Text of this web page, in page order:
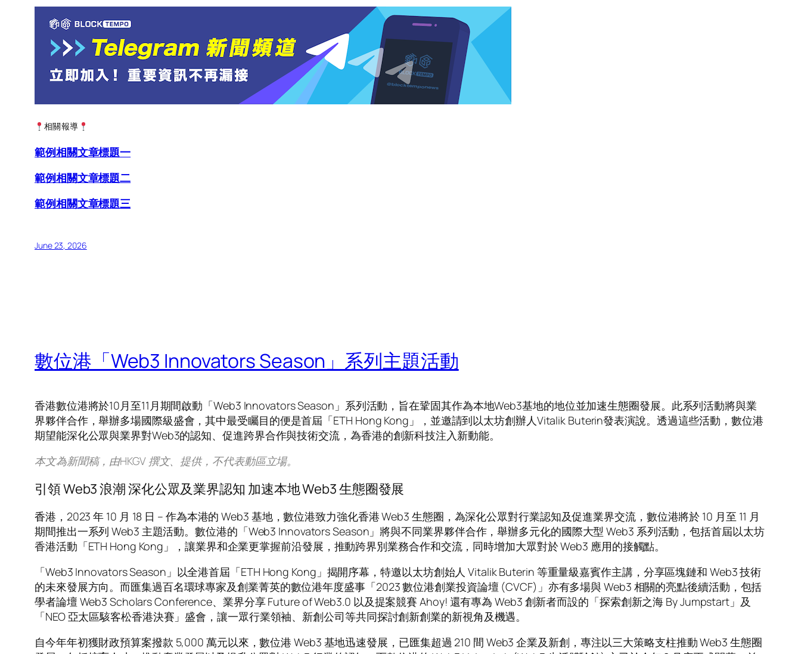
相關報導
範例相關文章標題一
範例相關文章標題二
範例相關文章標題三
June 23, 2026
數位港「Web3 Innovators Season」系列主題活動
香港數位港將於10月至11月期間啟動「Web3 Innovators Season」系列活動，旨在鞏固其作為本地Web3基地的地位並加速生態圈發展。此系列活動將與業
界夥伴合作，舉辦多場國際級盛會，其中最受矚目的便是首屆「ETH Hong Kong」，並邀請到以太坊創辦人Vitalik Buterin發表演說。透過這些活動，數位港
期望能深化公眾與業界對Web3的認知、促進跨界合作與技術交流，為香港的創新科技注入新動能。
本文為新聞稿，由HKGV 撰文、提供，不代表動區立場。
引領 Web3 浪潮 深化公眾及業界認知 加速本地 Web3 生態圈發展
香港，2023 年 10 月 18 日 – 作為本港的 Web3 基地，數位港致力強化香港 Web3 生態圈，為深化公眾對行業認知及促進業界交流，數位港將於 10 月至 11 月
期間推出一系列 Web3 主題活動。數位港的「Web3 Innovators Season」將與不同業界夥伴合作，舉辦多元化的國際大型 Web3 系列活動，包括首屆以太坊
香港活動「ETH Hong Kong」，讓業界和企業更掌握前沿發展，推動跨界別業務合作和交流，同時增加大眾對於 Web3 應用的接觸點。
「Web3 Innovators Season」以全港首屆「ETH Hong Kong」揭開序幕，特邀以太坊創始人 Vitalik Buterin 等重量級嘉賓作主講，分享區塊鏈和 Web3 技術
的未來發展方向。而匯集過百名環球專家及創業菁英的數位港年度盛事「2023 數位港創業投資論壇 (CVCF)」亦有多場與 Web3 相關的亮點後續活動，包括
學者論壇 Web3 Scholars Conference、業界分享 Future of Web3.0 以及提案競賽 Ahoy! 還有專為 Web3 創新者而設的「探索創新之海 By Jumpstart」及
「NEO 亞太區駭客松香港決賽」盛會，讓一眾行業領袖、新創公司等共同探討創新創業的新視角及機遇。
自今年年初獲財政預算案撥款 5,000 萬元以來，數位港 Web3 基地迅速發展，已匯集超過 210 間 Web3 企業及新創，專注以三大策略支柱推動 Web3 生態圈